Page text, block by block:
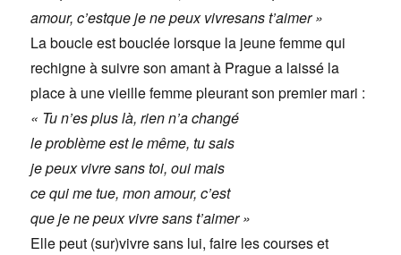
amour, c’estque je ne peux vivresans t’aimer »
La boucle est bouclée lorsque la jeune femme qui
rechigne à suivre son amant à Prague a laissé la
place à une vieille femme pleurant son premier mari :
« Tu n’es plus là, rien n’a changé
le problème est le même, tu sais
je peux vivre sans toi, oui mais
ce qui me tue, mon amour, c’est
que je ne peux vivre sans t’aimer »
Elle peut (sur)vivre sans lui, faire les courses et